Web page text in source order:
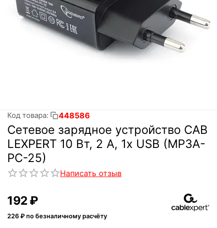
Код товара: 448586
Сетевое зарядное устройство CAB
LEXPERT 10 Вт, 2 A, 1x USB (MP3A-
PC-25)
Написать отзыв
‍192‍ ₽
226 ₽ по безналичному расчёту